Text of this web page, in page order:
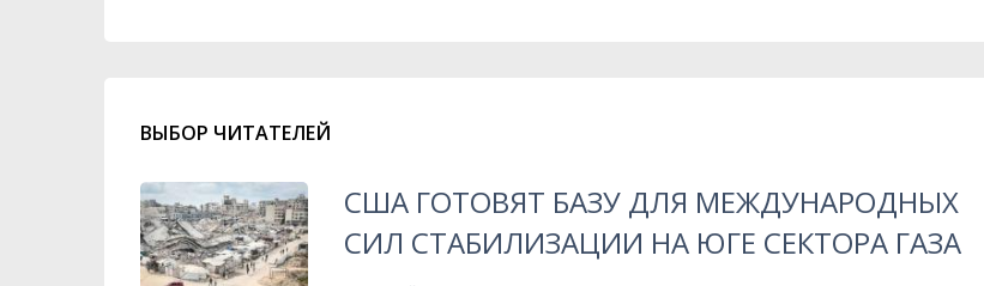
ВЫБОР ЧИТАТЕЛЕЙ
США ГОТОВЯТ БАЗУ ДЛЯ МЕЖДУНАРОДНЫХ
СИЛ СТАБИЛИЗАЦИИ НА ЮГЕ СЕКТОРА ГАЗА